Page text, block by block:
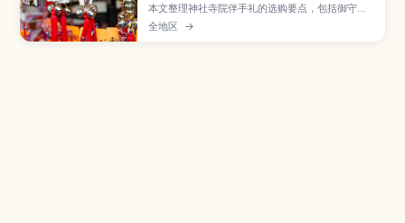
本文整理神社寺院伴手礼的选购要点，包括御守、
达摩等常见品项，以及店铺礼节与打包注意事项。
全地区 →